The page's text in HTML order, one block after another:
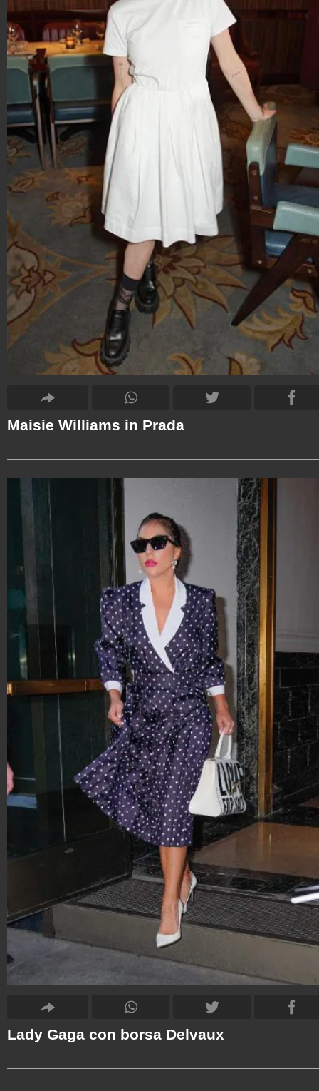
Maisie Williams in Prada
Lady Gaga con borsa Delvaux